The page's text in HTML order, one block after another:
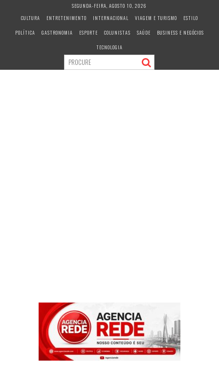
c
SEGUNDA-FEIRA, AGOSTO 10, 2026
CULTURA
ENTRETENIMENTO INTERNACIONAL VIAGEM E TURISMO
ESTILO
POLÍTICA
GASTRONOMIA ESPORTE COLUNISTAS SAÚDE
BUSINESS E NEGÓCIOS
TECNOLOGIA